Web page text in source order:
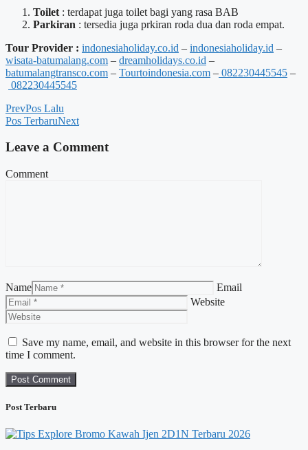
Toilet : terdapat juga toilet bagi yang rasa BAB
Parkiran : tersedia juga prkiran roda dua dan roda empat.
Tour Provider : indonesiaholiday.co.id – indonesiaholiday.id –
wisata-batumalang.com – dreamholidays.co.id –
batumalangtransco.com – Tourtoindonesia.com – 082230445545 –
082230445545
PrevPos Lalu
Pos TerbaruNext
Leave a Comment
Comment
Name
Email
Website
Save my name, email, and website in this browser for the next
time I comment.
Post Terbaru